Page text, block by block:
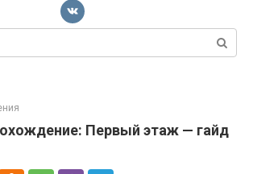
Первый этаж — гайд